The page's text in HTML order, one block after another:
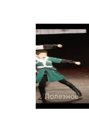
Полезное